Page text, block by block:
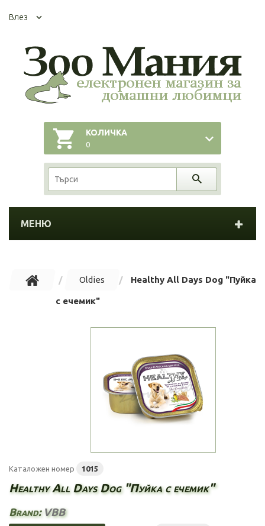
Влез
КОЛИЧКА
0
МЕНЮ
Oldies Healthy All Days Dog "Пуйка
с ечемик"
Каталожен номер 1015
Healthy All Days Dog "Пуйка с ечемик"
Brand: VBB